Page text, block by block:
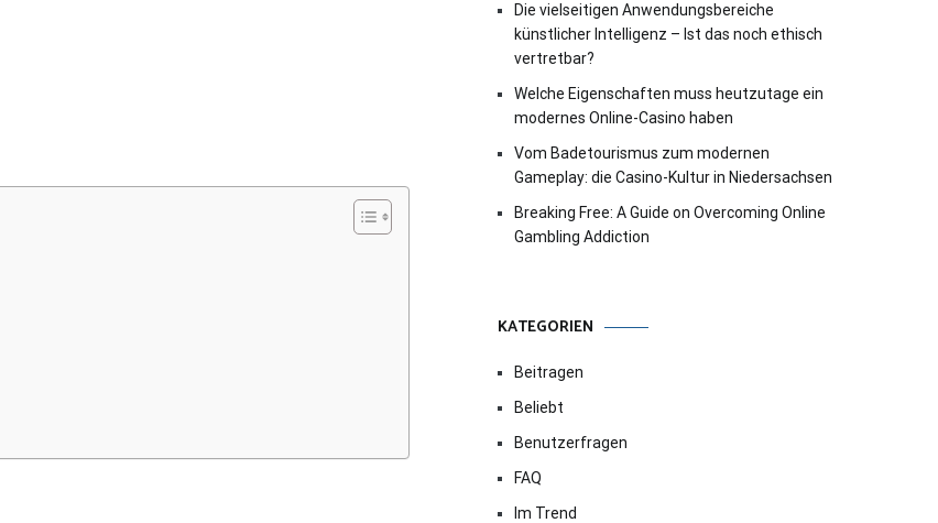
Die vielseitigen Anwendungsbereiche
künstlicher Intelligenz – Ist das noch ethisch
vertretbar?
Welche Eigenschaften muss heutzutage ein
modernes Online-Casino haben
Vom Badetourismus zum modernen
Gameplay: die Casino-Kultur in Niedersachsen
Breaking Free: A Guide on Overcoming Online
Gambling Addiction
KATEGORIEN
Beitragen
Beliebt
Benutzerfragen
FAQ
Im Trend